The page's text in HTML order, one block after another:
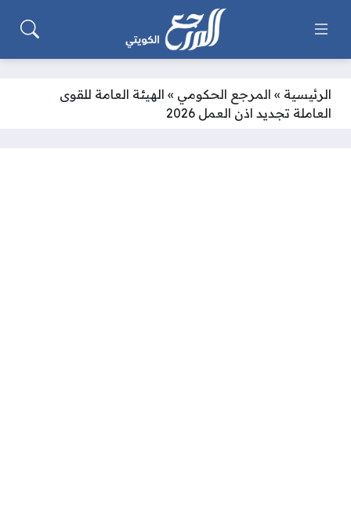
الرئيسية » المرجع الحكومي » الهيئة العامة للقوى
العاملة تجديد اذن العمل 2026